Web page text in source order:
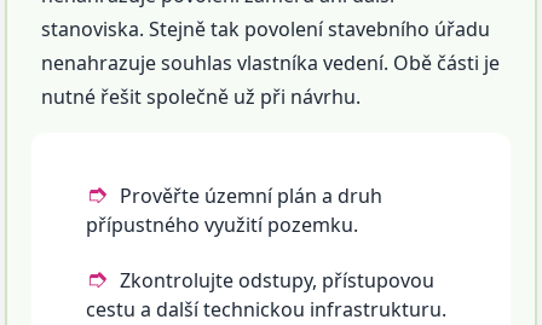
stanoviska. Stejně tak povolení stavebního úřadu
nenahrazuje souhlas vlastníka vedení. Obě části je
nutné řešit společně už při návrhu.
Prověřte územní plán a druh
přípustného využití pozemku.
Zkontrolujte odstupy, přístupovou
cestu a další technickou infrastrukturu.